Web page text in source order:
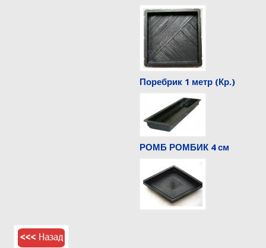
Поребрик 1 метр (Кр.)
РОМБ РОМБИК 4 см